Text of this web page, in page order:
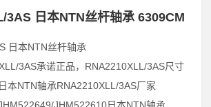
3AS 日本NTN丝杆轴承 6309CM
日本NTN丝杆轴承
3AS承诺正品，RNA2210XLL/3AS尺寸
本NTN轴承RNA2210XLL/3AS厂家